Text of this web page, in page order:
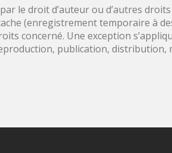
le droit d’auteur ou d’autres
(enregistrement temporaire à
concerné. Une exception
publication, distribution,